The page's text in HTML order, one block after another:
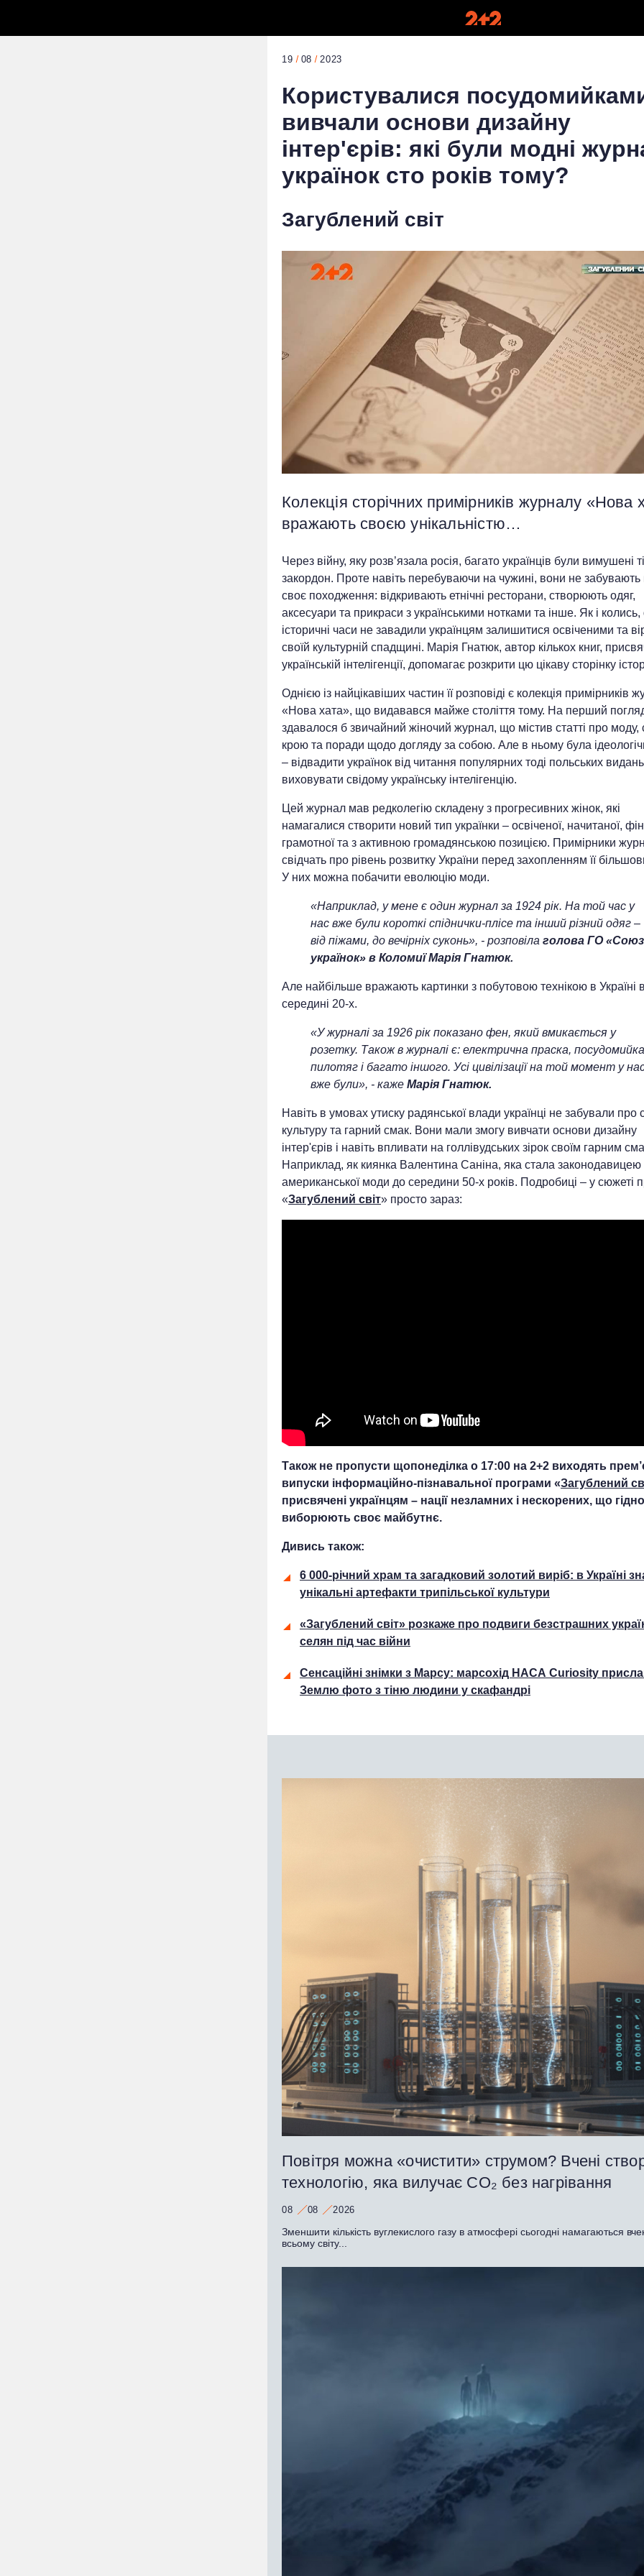
19 08 2023
Користувалися
вивчали основи дизайну
інтер'єрів: які були модні
українок сто років тому?
Загублений світ
Колекція сторічних примірників журналу «Нова
вражають своєю унікальністю…
Через війну, яку розв’язала росія, багато українців були вимушені
закордон. Проте навіть перебуваючи на чужині, вони не забувають
своє походження: відкривають етнічні ресторани, створюють одяг,
аксесуари та прикраси з українськими нотками та інше. Як і колись,
історичні часи не завадили українцям залишитися освіченими та
своїй культурній спадщині. Марія Гнатюк, автор кількох книг,
українській інтелігенції, допомагає розкрити цю цікаву сторінку
Однією із найцікавіших частин її розповіді є колекція примірників
«Нова хата», що видавався майже століття тому. На перший
здавалося б звичайний жіночий журнал, що містив статті про моду,
крою та поради щодо догляду за собою. Але в ньому була
– відвадити українок від читання популярних тоді польських видань
виховувати свідому українську інтелігенцію.
Цей журнал мав редколегію складену з прогресивних жінок, які
намагалися створити новий тип українки – освіченої, начитаної,
грамотної та з активною громадянською позицією. Примірники
свідчать про рівень розвитку України перед захопленням її
У них можна побачити еволюцію моди.
«Наприклад, у мене є один журнал за 1924 рік. На той час у
нас вже були короткі спіднички-плісе та інший різний одяг –
від піжами, до вечірніх суконь», - розповіла голова ГО «Союз
українок» в Коломиї Марія Гнатюк.
Але найбільше вражають картинки з побутовою технікою в Україні в
середині 20-х.
«У журналі за 1926 рік показано фен, який вмикається у
розетку. Також в журналі є: електрична праска,
пилотяг і багато іншого. Усі цивілізації на той момент у
вже були», - каже Марія Гнатюк.
Навіть в умовах утиску радянської влади українці не забували про
культуру та гарний смак. Вони мали змогу вивчати основи дизайну
інтер'єрів і навіть впливати на голлівудських зірок своїм гарним
Наприклад, як киянка Валентина Саніна, яка стала законодавицею
американської моди до середини 50-х років. Подробиці – у сюжеті
«Загублений світ» просто зараз:
Також не пропусти щопонеділка о 17:00 на 2+2 виходять
випуски інформаційно-пізнавальної програми «Загублений
присвячені українцям – нації незламних і нескорених, що гідно
виборюють своє майбутнє.
Дивись також:
6 000-річний храм та загадковий золотий виріб: в Україні
унікальні артефакти трипільської культури
«Загублений світ» розкаже про подвиги безстрашних
селян під час війни
Сенсаційні знімки з Марсу: марсохід НАСА Curiosity
Землю фото з тіню людини у скафандрі
Повітря можна «очистити» струмом? Вчені
технологію, яка вилучає CO₂ без нагрівання
08 08 2026
Зменшити кількість вуглекислого газу в атмосфері сьогодні намагаються
всьому світу...